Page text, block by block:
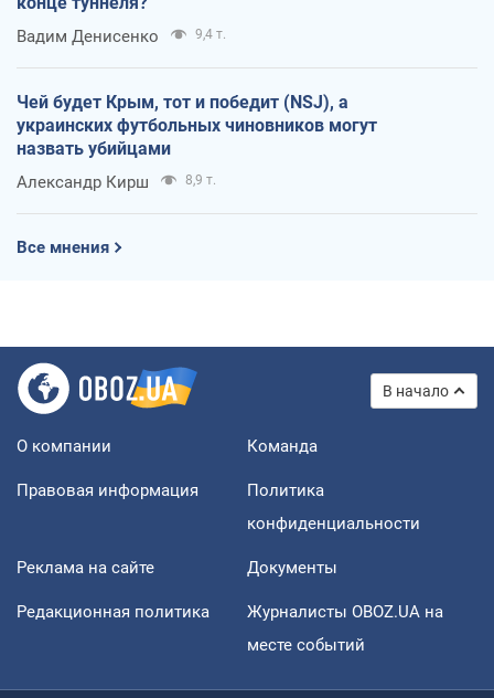
Вадим Денисенко 9,4 т.
Чей будет Крым, тот и победит (NSJ), а
украинских футбольных чиновников могут
назвать убийцами
Александр Кирш 8,9 т.
Все мнения
В начало
О компании Команда
Правовая информация
Политика
конфиденциальности
Реклама на сайте Документы
Редакционная политика
Журналисты OBOZ.UA на
месте событий